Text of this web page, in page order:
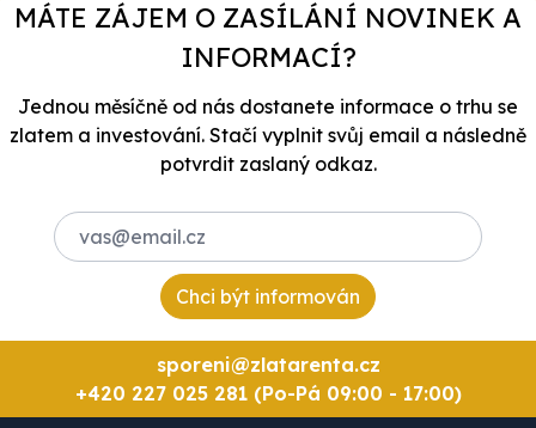
MÁTE ZÁJEM O ZASÍLÁNÍ NOVINEK A
INFORMACÍ?
Jednou měsíčně od nás dostanete informace o trhu se
zlatem a investování. Stačí vyplnit svůj email a následně
potvrdit zaslaný odkaz.
Chci být informován
sporeni@zlatarenta.cz
+420 227 025 281 (Po-Pá 09:00 - 17:00)